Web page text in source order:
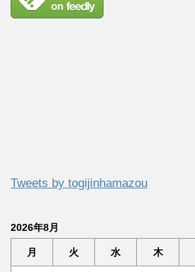
Tweets by togijinhamazou
2026年8月
月 火 水 木